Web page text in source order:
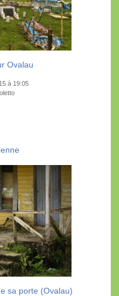
Ovalau
à 19:05
sa porte (Ovalau)